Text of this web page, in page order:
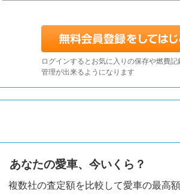
ログインするとお気に入りの保存や燃費記
管理が出来るようになります
あなたの愛車、今いくら？
複数社の査定額を比較して愛車の最高